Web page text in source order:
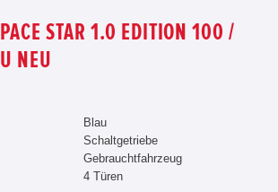
STAR 1.0 EDITION 100 /
NEU
Blau
Schaltgetriebe
Gebrauchtfahrzeug
4 Türen